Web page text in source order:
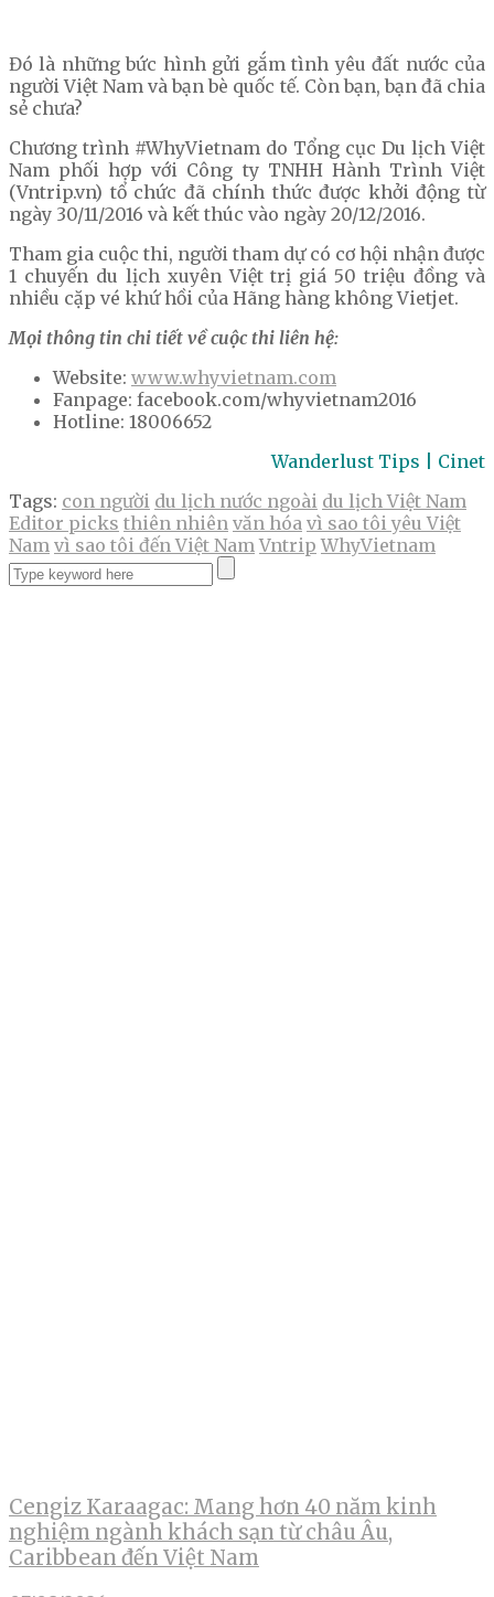
Đó là những bức hình gửi gắm tình yêu đất nước của
người Việt Nam và bạn bè quốc tế. Còn bạn, bạn đã chia
sẻ chưa?
Chương trình #WhyVietnam do Tổng cục Du lịch Việt
Nam phối hợp với Công ty TNHH Hành Trình Việt
(Vntrip.vn) tổ chức đã chính thức được khởi động từ
ngày 30/11/2016 và kết thúc vào ngày 20/12/2016.
Tham gia cuộc thi, người tham dự có cơ hội nhận được
1 chuyến du lịch xuyên Việt trị giá 50 triệu đồng và
nhiều cặp vé khứ hồi của Hãng hàng không Vietjet.
Mọi thông tin chi tiết về cuộc thi liên hệ:
Website: www.whyvietnam.com
Fanpage: facebook.com/whyvietnam2016
Hotline: 18006652
Wanderlust Tips | Cinet
Tags: con người du lịch nước ngoài du lịch Việt Nam
Editor picks thiên nhiên văn hóa vì sao tôi yêu Việt
Nam vì sao tôi đến Việt Nam Vntrip WhyVietnam
Cengiz Karaagac: Mang hơn 40 năm kinh
nghiệm ngành khách sạn từ châu Âu,
Caribbean đến Việt Nam